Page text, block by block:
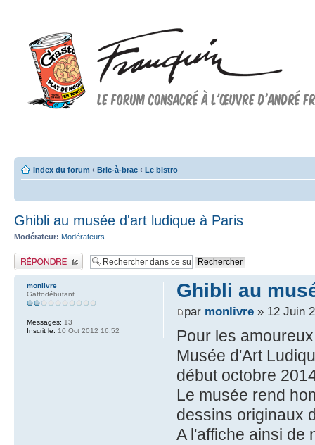
Index du forum ‹ Bric-à-brac ‹ Le bistro
Ghibli au musée d'art ludique à Paris
Modérateur: Modérateurs
Publier une réponse
Ghibli au
par monlivre» 12 Juin
Pour les
Musée d'Art
début octobre
Le musée rend
dessins originaux
A l'affiche ainsi de
monlivre
Gaffodébutant
Messages: 13
Inscrit le: 10 Oct 2012 16:52